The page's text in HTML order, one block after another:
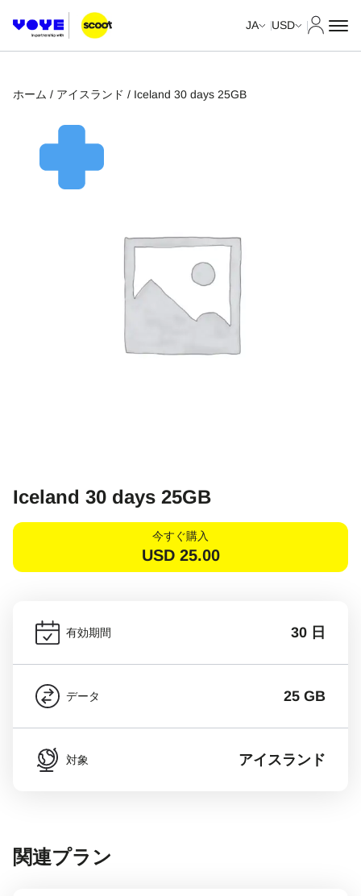
JA USD
ホーム / アイスランド / Iceland 30 days 25GB
Iceland 30 days 25GB
今すぐ購入
USD 25.00
有効期間 30 日
データ 25 GB
対象 アイスランド
関連プラン